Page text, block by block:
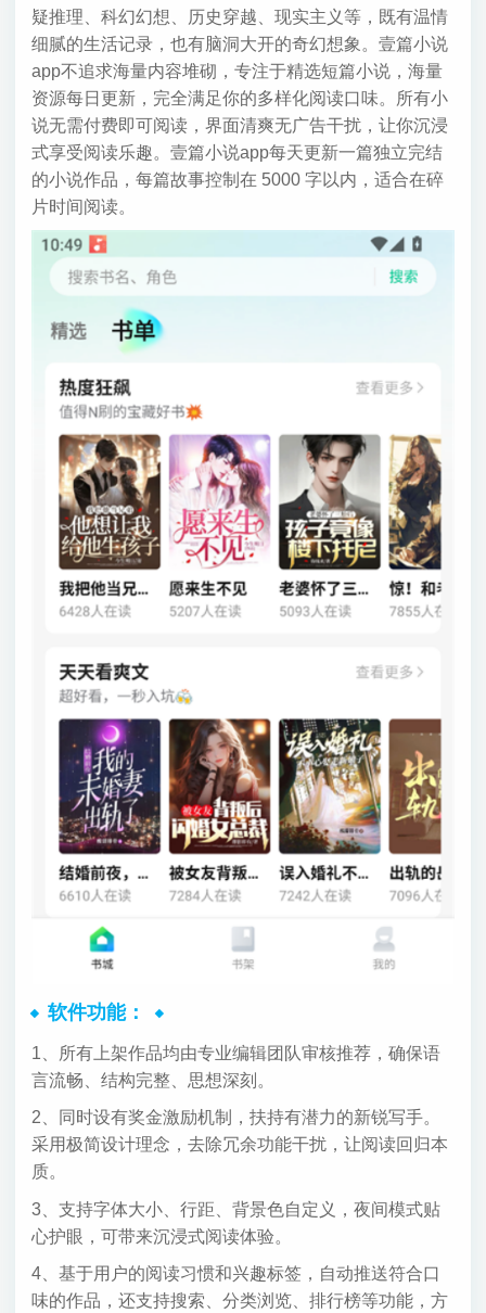
疑推理、科幻幻想、历史穿越、现实主义等，既有温情
细腻的生活记录，也有脑洞大开的奇幻想象。壹篇小说
app不追求海量内容堆砌，专注于精选短篇小说，海量
资源每日更新，完全满足你的多样化阅读口味。所有小
说无需付费即可阅读，界面清爽无广告干扰，让你沉浸
式享受阅读乐趣。壹篇小说app每天更新一篇独立完结
的小说作品，每篇故事控制在 5000 字以内，适合在碎
片时间阅读。
软件功能：
1、所有上架作品均由专业编辑团队审核推荐，确保语
言流畅、结构完整、思想深刻。
2、同时设有奖金激励机制，扶持有潜力的新锐写手。
采用极简设计理念，去除冗余功能干扰，让阅读回归本
质。
3、支持字体大小、行距、背景色自定义，夜间模式贴
心护眼，可带来沉浸式阅读体验。
4、基于用户的阅读习惯和兴趣标签，自动推送符合口
味的作品，还支持搜索、分类浏览、排行榜等功能，方